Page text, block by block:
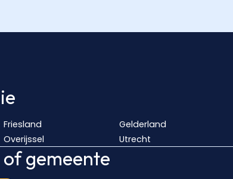
Friesland Gelderland
Overijssel Utrecht
gemeente